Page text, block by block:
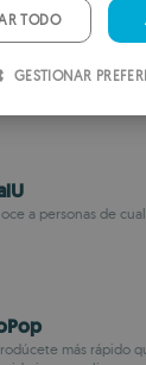
niños no tienen miedo
a personas de
más rápido
TODO
GESTIONAR